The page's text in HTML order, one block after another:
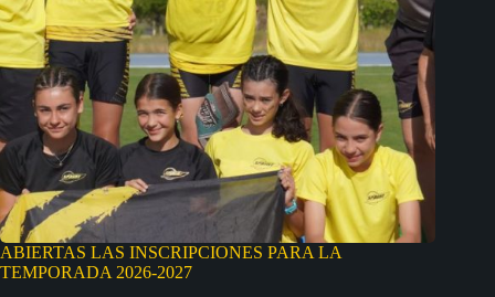
ABIERTAS LAS INSCRIPCIONES PARA LA
TEMPORADA 2026-2027